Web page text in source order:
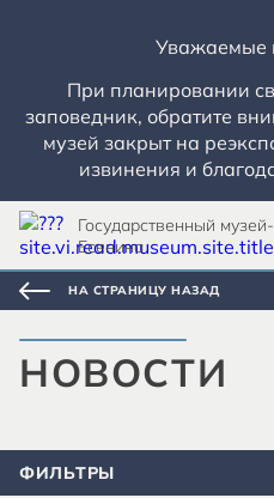
Уважаемые
При планировании
заповедник, обратите
музей закрыт на
извинения и
Государственный
Есенина
НА СТРАНИЦУ НАЗАД
НОВОСТИ
ФИЛЬТРЫ